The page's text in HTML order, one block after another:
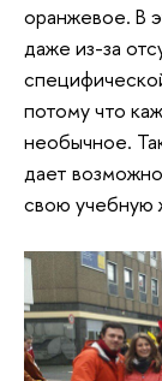
оранжевое. В
даже из-за
потому что
необычное.
дает
свою учебную